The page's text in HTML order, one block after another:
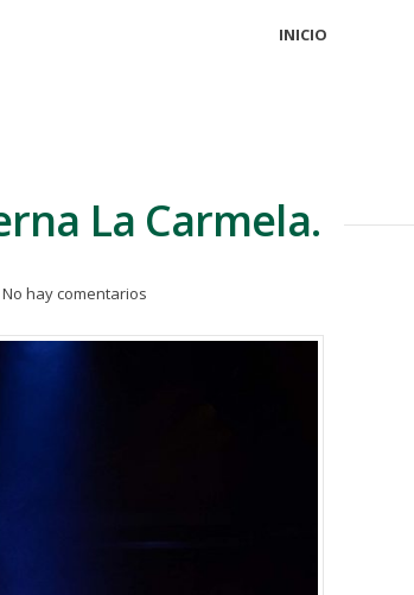
INICIO
La Carmela.
No hay comentarios